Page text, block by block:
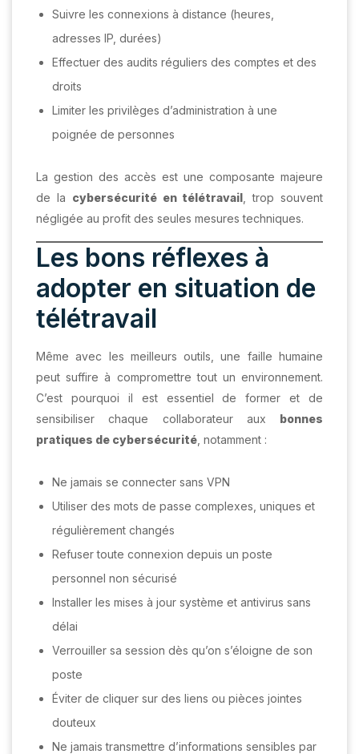
Suivre les connexions à distance (heures,
adresses IP, durées)
Effectuer des audits réguliers des comptes et des
droits
Limiter les privilèges d’administration à une
poignée de personnes
La gestion des accès est une composante majeure
de la cybersécurité en télétravail , trop souvent
négligée au profit des seules mesures techniques.
Les bons réflexes à
adopter en situation de
télétravail
Même avec les meilleurs outils, une faille humaine
peut suffire à compromettre tout un environnement.
C’est pourquoi il est essentiel de former et de
sensibiliser chaque collaborateur aux bonnes
pratiques de cybersécurité , notamment :
Ne jamais se connecter sans VPN
Utiliser des mots de passe complexes, uniques et
régulièrement changés
Refuser toute connexion depuis un poste
personnel non sécurisé
Installer les mises à jour système et antivirus sans
délai
Verrouiller sa session dès qu’on s’éloigne de son
poste
Éviter de cliquer sur des liens ou pièces jointes
douteux
Ne jamais transmettre d’informations sensibles par